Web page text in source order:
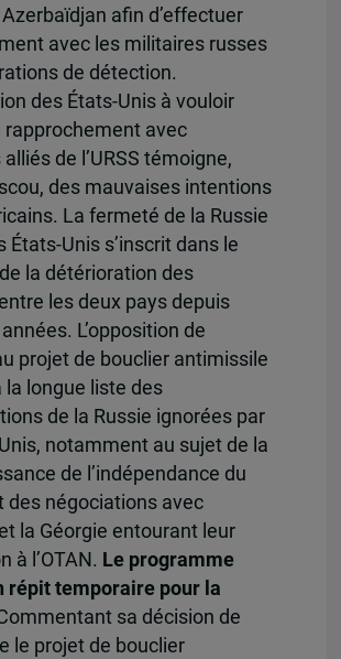
afin d’effectuer
avec les militaires russes
de détection.
des États-Unis à vouloir
rapprochement avec
alliés de l’URSS témoigne,
des mauvaises intentions
La fermeté de la Russie
États-Unis s’inscrit dans le
la détérioration des
les deux pays depuis
L’opposition de
projet de bouclier antimissile
la longue liste des
de la Russie ignorées par
notamment au sujet de la
de l’indépendance du
des négociations avec
et la Géorgie entourant leur
à l’OTAN. Le programme
répit temporaire pour la
sa décision de
le projet de bouclier